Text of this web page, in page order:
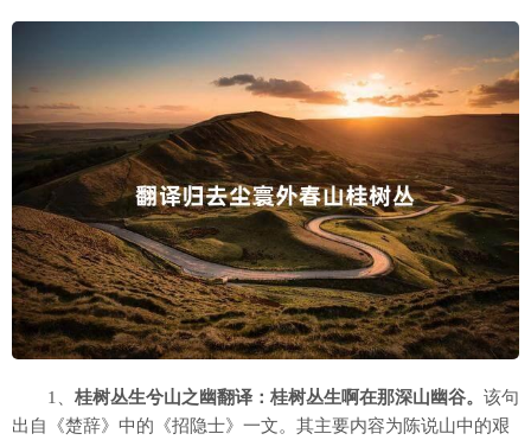
1、 桂树丛生兮山之幽翻译：桂树丛生啊在那深山幽谷。 该句
出自《楚辞》中的《招隐士》一文。其主要内容为陈说山中的艰